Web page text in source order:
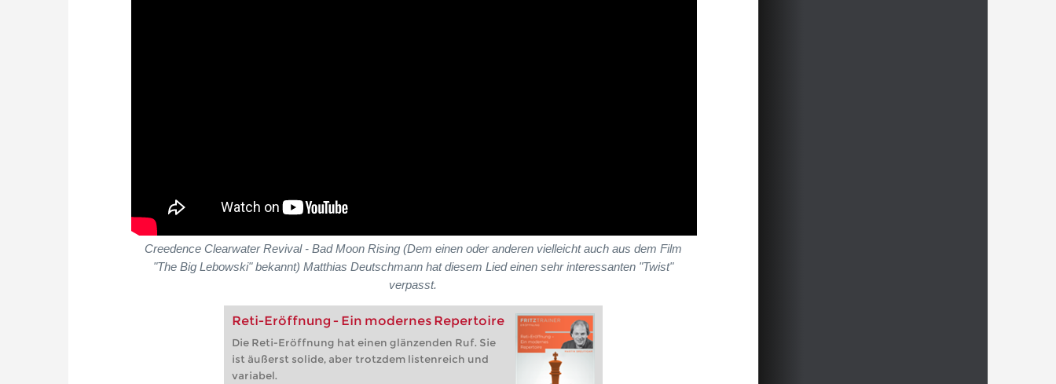
Creedence Clearwater Revival - Bad Moon Rising (Dem einen oder anderen vielleicht auch aus dem Film
"The Big Lebowski" bekannt) Matthias Deutschmann hat diesem Lied einen sehr interessanten "Twist"
verpasst.
Reti-Eröffnung - Ein modernes Repertoire
Die Reti-Eröffnung hat einen glänzenden Ruf. Sie
ist äußerst solide, aber trotzdem listenreich und
variabel.